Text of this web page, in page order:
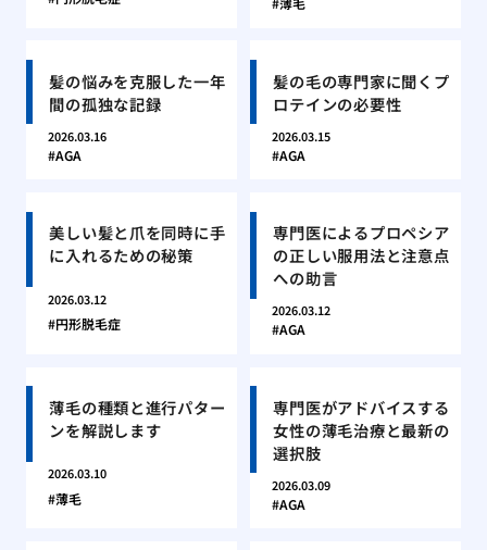
髪の悩みを克服した一年
間の孤独な記録
2026.03.16
AGA
髪の毛の専門家に聞くプ
ロテインの必要性
2026.03.15
AGA
美しい髪と爪を同時に手
に入れるための秘策
2026.03.12
円形脱毛症
専門医によるプロペシア
の正しい服用法と注意点
への助言
2026.03.12
AGA
薄毛の種類と進行パター
ンを解説します
2026.03.10
薄毛
専門医がアドバイスする
女性の薄毛治療と最新の
選択肢
2026.03.09
AGA